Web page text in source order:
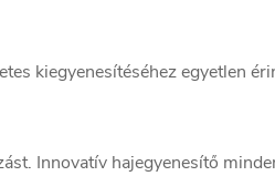
kiegyenesítéséhez egyetlen
Innovatív hajegyenesítő